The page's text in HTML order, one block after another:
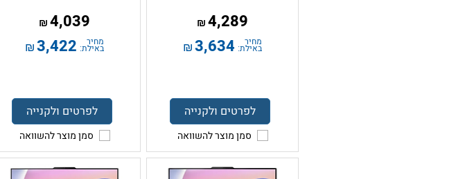
4,289
₪
מחיר
באילת: 3,634
₪
לפרטים ולקנייה
סמן מוצר להשוואה
4,039
₪
מחיר
באילת: 3,422
₪
לפרטים ולקנייה
סמן מוצר להשוואה